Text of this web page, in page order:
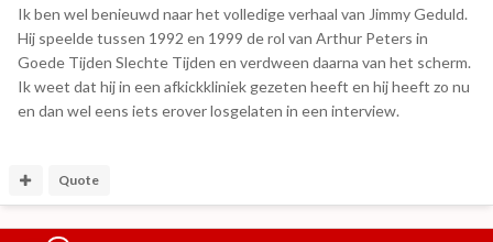
Ik ben wel benieuwd naar het volledige verhaal van Jimmy Geduld.
Hij speelde tussen 1992 en 1999 de rol van Arthur Peters in
Goede Tijden Slechte Tijden en verdween daarna van het scherm.
Ik weet dat hij in een afkickkliniek gezeten heeft en hij heeft zo nu
en dan wel eens iets erover losgelaten in een interview.
Quote